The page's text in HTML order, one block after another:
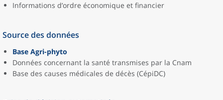
Informations d’ordre économique et financier
Source des données
Base Agri-phyto
Données concernant la santé transmises par la Cnam
Base des causes médicales de décès (CépiDC)